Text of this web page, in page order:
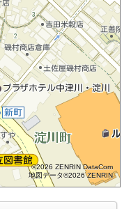
©2026 ZENRIN DataCom
地図データ©2026 ZENRIN